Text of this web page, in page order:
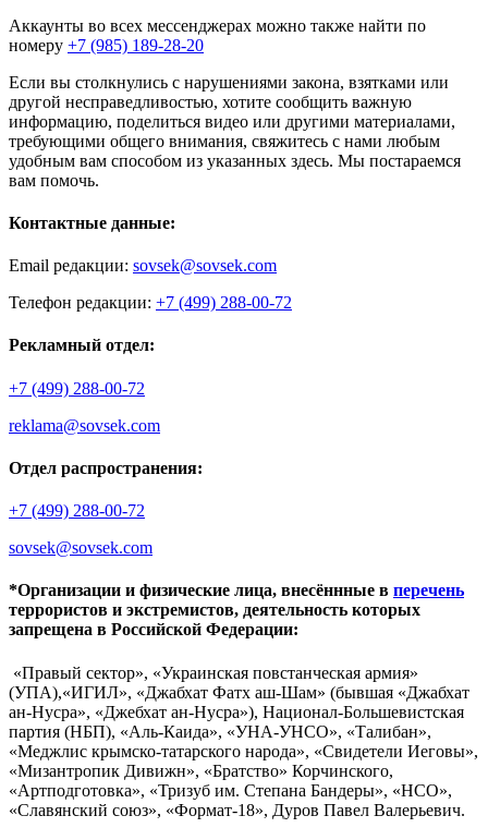
Аккаунты во всех мессенджерах можно также найти по
номеру +7 (985) 189-28-20
Если вы столкнулись с нарушениями закона, взятками или
другой несправедливостью, хотите сообщить важную
информацию, поделиться видео или другими материалами,
требующими общего внимания, свяжитесь с нами любым
удобным вам способом из указанных здесь. Мы постараемся
вам помочь.
Контактные данные:
Email редакции: sovsek@sovsek.com
Телефон редакции: +7 (499) 288-00-72
Рекламный отдел:
+7 (499) 288-00-72
reklama@sovsek.com
Отдел распространения:
+7 (499) 288-00-72
sovsek@sovsek.com
*Организации и физические лица, внесённные в перечень
террористов и экстремистов, деятельность которых
запрещена в Российской Федерации:
«Правый сектор», «Украинская повстанческая армия»
(УПА),«ИГИЛ», «Джабхат Фатх аш-Шам» (бывшая «Джабхат
ан-Нусра», «Джебхат ан-Нусра»), Национал-Большевистская
партия (НБП), «Аль-Каида», «УНА-УНСО», «Талибан»,
«Меджлис крымско-татарского народа», «Свидетели Иеговы»,
«Мизантропик Дивижн», «Братство» Корчинского,
«Артподготовка», «Тризуб им. Степана Бандеры», «НСО»,
«Славянский союз», «Формат-18», Дуров Павел Валерьевич.